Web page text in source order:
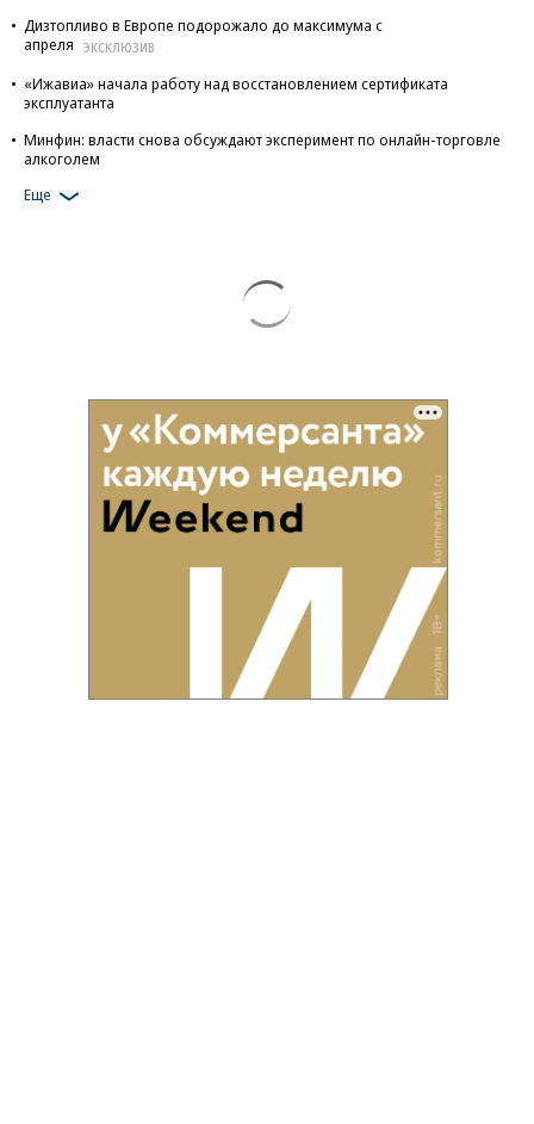
Дизтопливо в Европе подорожало до максимума с
апреля
ЭКСКЛЮЗИВ
«Ижавиа» начала работу над восстановлением сертификата
эксплуатанта
Минфин: власти снова обсуждают эксперимент по онлайн-торговле
алкоголем
Еще